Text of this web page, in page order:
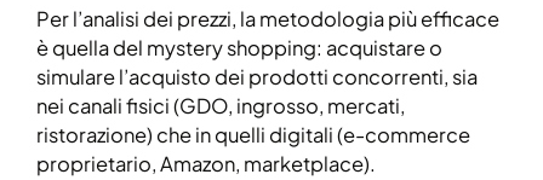
Per l’analisi dei prezzi, la metodologia più efficace
è quella del mystery shopping: acquistare o
simulare l’acquisto dei prodotti concorrenti, sia
nei canali fisici (GDO, ingrosso, mercati,
ristorazione) che in quelli digitali (e-commerce
proprietario, Amazon, marketplace).